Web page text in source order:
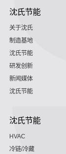
沈氏节能
关于沈氏
制造基地
沈氏节能
研发创新
新闻媒体
沈氏节能
沈氏节能
HVAC
冷链/冷藏